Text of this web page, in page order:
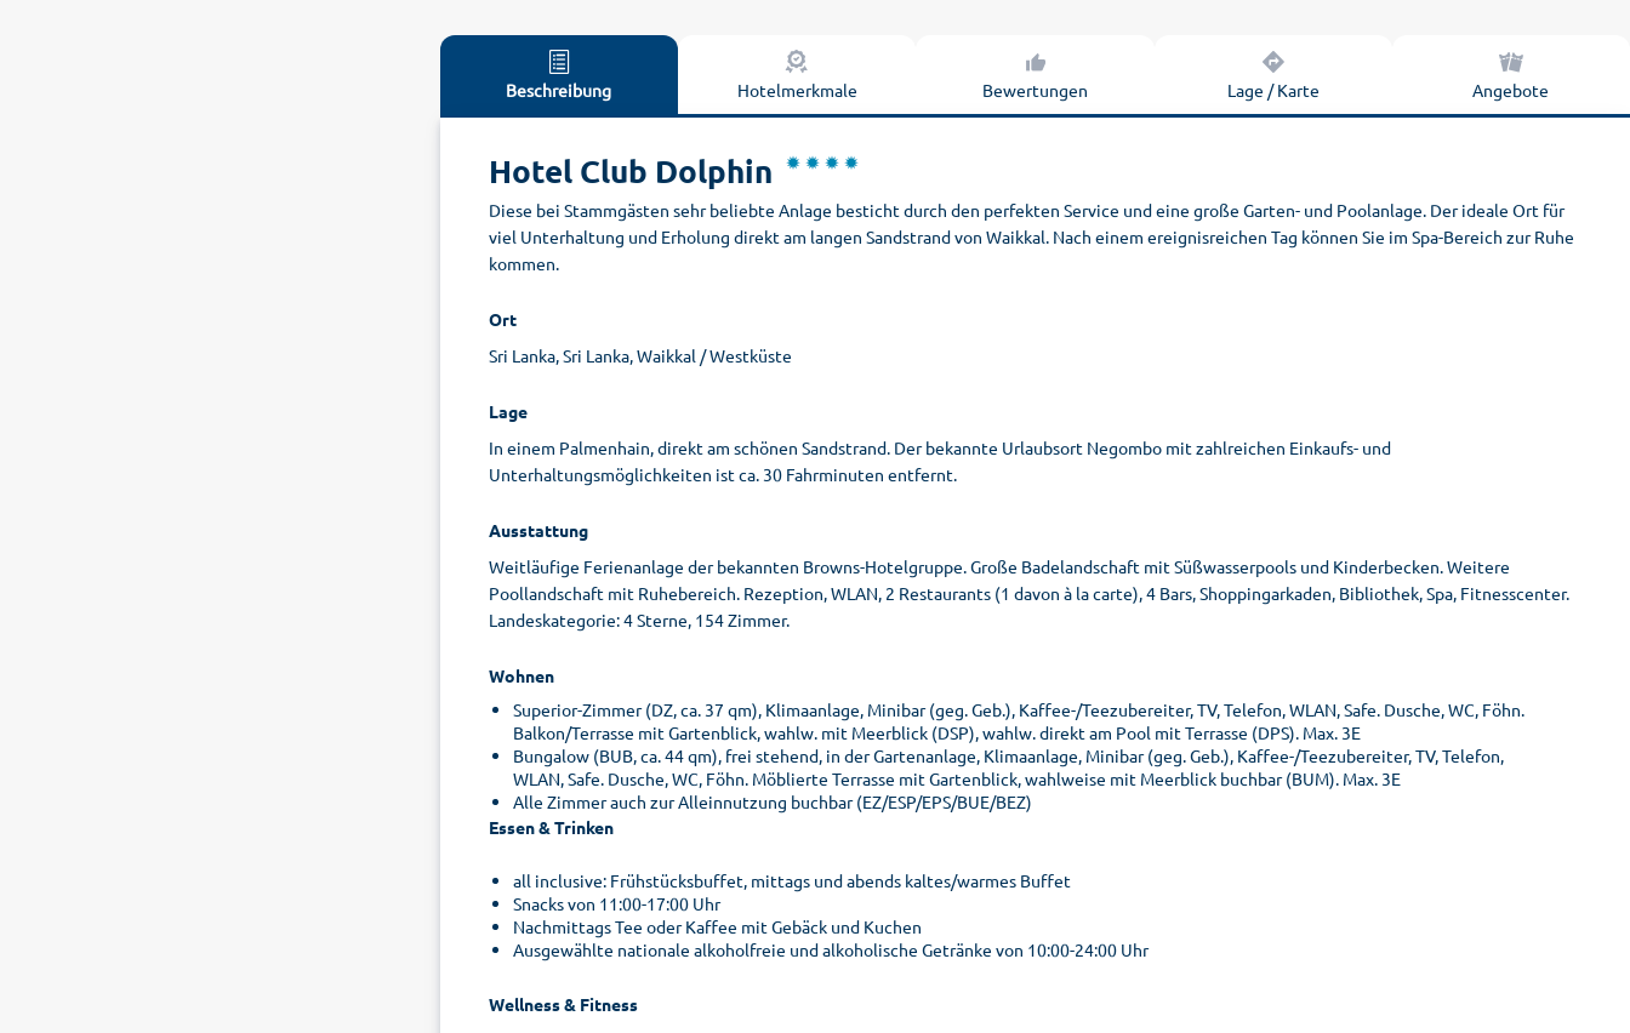
Beschreibung Hotelmerkmale Bewertungen Lage / Karte Angebote
Hotel Club Dolphin
Diese bei Stammgästen sehr beliebte Anlage besticht durch den perfekten Service und eine große Garten- und Poolanlage. Der ideale Ort für
viel Unterhaltung und Erholung direkt am langen Sandstrand von Waikkal. Nach einem ereignisreichen Tag können Sie im Spa-Bereich zur Ruhe
kommen.
Ort
Sri Lanka, Sri Lanka, Waikkal / Westküste
Lage
In einem Palmenhain, direkt am schönen Sandstrand. Der bekannte Urlaubsort Negombo mit zahlreichen Einkaufs- und
Unterhaltungsmöglichkeiten ist ca. 30 Fahrminuten entfernt.
Ausstattung
Weitläufige Ferienanlage der bekannten Browns-Hotelgruppe. Große Badelandschaft mit Süßwasserpools und Kinderbecken. Weitere
Poollandschaft mit Ruhebereich. Rezeption, WLAN, 2 Restaurants (1 davon à la carte), 4 Bars, Shoppingarkaden, Bibliothek, Spa, Fitnesscenter.
Landeskategorie: 4 Sterne, 154 Zimmer.
Wohnen
Superior-Zimmer (DZ, ca. 37 qm), Klimaanlage, Minibar (geg. Geb.), Kaffee-/Teezubereiter, TV, Telefon, WLAN, Safe. Dusche, WC, Föhn.
Balkon/Terrasse mit Gartenblick, wahlw. mit Meerblick (DSP), wahlw. direkt am Pool mit Terrasse (DPS). Max. 3E
Bungalow (BUB, ca. 44 qm), frei stehend, in der Gartenanlage, Klimaanlage, Minibar (geg. Geb.), Kaffee-/Teezubereiter, TV, Telefon,
WLAN, Safe. Dusche, WC, Föhn. Möblierte Terrasse mit Gartenblick, wahlweise mit Meerblick buchbar (BUM). Max. 3E
Alle Zimmer auch zur Alleinnutzung buchbar (EZ/ESP/EPS/BUE/BEZ)
Essen & Trinken
all inclusive: Frühstücksbuffet, mittags und abends kaltes/warmes Buffet
Snacks von 11:00-17:00 Uhr
Nachmittags Tee oder Kaffee mit Gebäck und Kuchen
Ausgewählte nationale alkoholfreie und alkoholische Getränke von 10:00-24:00 Uhr
Wellness & Fitness